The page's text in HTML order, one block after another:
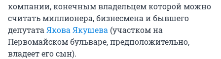
компании, конечным владельцем которой можно
считать миллионера, бизнесмена и бывшего
депутата Якова Якушева (участком на
Первомайском бульваре, предположительно,
владеет его сын).